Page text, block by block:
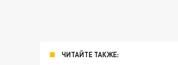
ЧИТАЙТЕ ТАКЖЕ: